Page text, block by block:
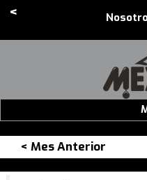
<
< Mes Anterior